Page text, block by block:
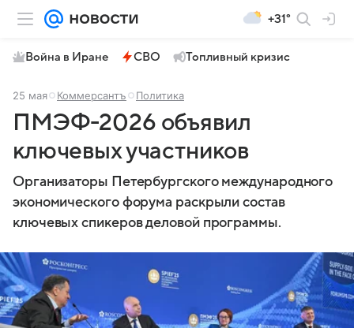
+31°
Война в Иране СВО Топливный кризис
25 мая Коммерсантъ Политика
ПМЭФ-2026 объявил
ключевых участников
Организаторы Петербургского международного
экономического форума раскрыли состав
ключевых спикеров деловой программы.